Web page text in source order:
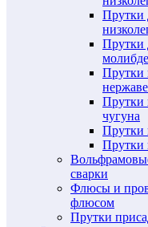
Прутки
Прутки
Прутки
Прутки
чугуна
Прутки
Прутки
сварки
Флюсы и
флюсом
Прутки